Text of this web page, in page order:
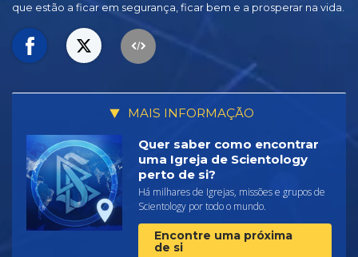
que estão a ficar em segurança, ficar bem e a prosperar na vida.
MAIS INFORMAÇÃO
Quer saber como encontrar
uma Igreja de Scientology
perto de si?
Há milhares de Igrejas, missões e grupos de
Scientology por todo o mundo.
Encontre uma próxima
de si